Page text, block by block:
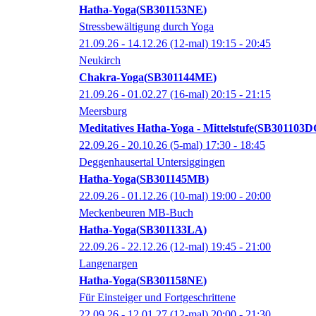
Hatha-Yoga SB301153NE
Stressbewältigung durch Yoga
21.09.26 - 14.12.26 (12-mal) 19:15 - 20:45
Neukirch
Chakra-Yoga SB301144ME
21.09.26 - 01.02.27 (16-mal) 20:15 - 21:15
Meersburg
Meditatives Hatha-Yoga - Mittelstufe
22.09.26 - 20.10.26 (5-mal) 17:30 - 18:45
Deggenhausertal Untersiggingen
Hatha-Yoga SB301145MB
22.09.26 - 01.12.26 (10-mal) 19:00 - 20:00
Meckenbeuren MB-Buch
Hatha-Yoga SB301133LA
22.09.26 - 22.12.26 (12-mal) 19:45 - 21:00
Langenargen
Hatha-Yoga SB301158NE
Für Einsteiger und Fortgeschrittene